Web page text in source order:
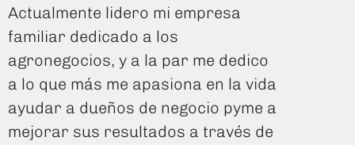
Actualmente lidero mi empresa
familiar dedicado a los
agronegocios, y a la par me dedico
a lo que más me apasiona en la vida
ayudar a dueños de negocio pyme a
mejorar sus resultados a través de